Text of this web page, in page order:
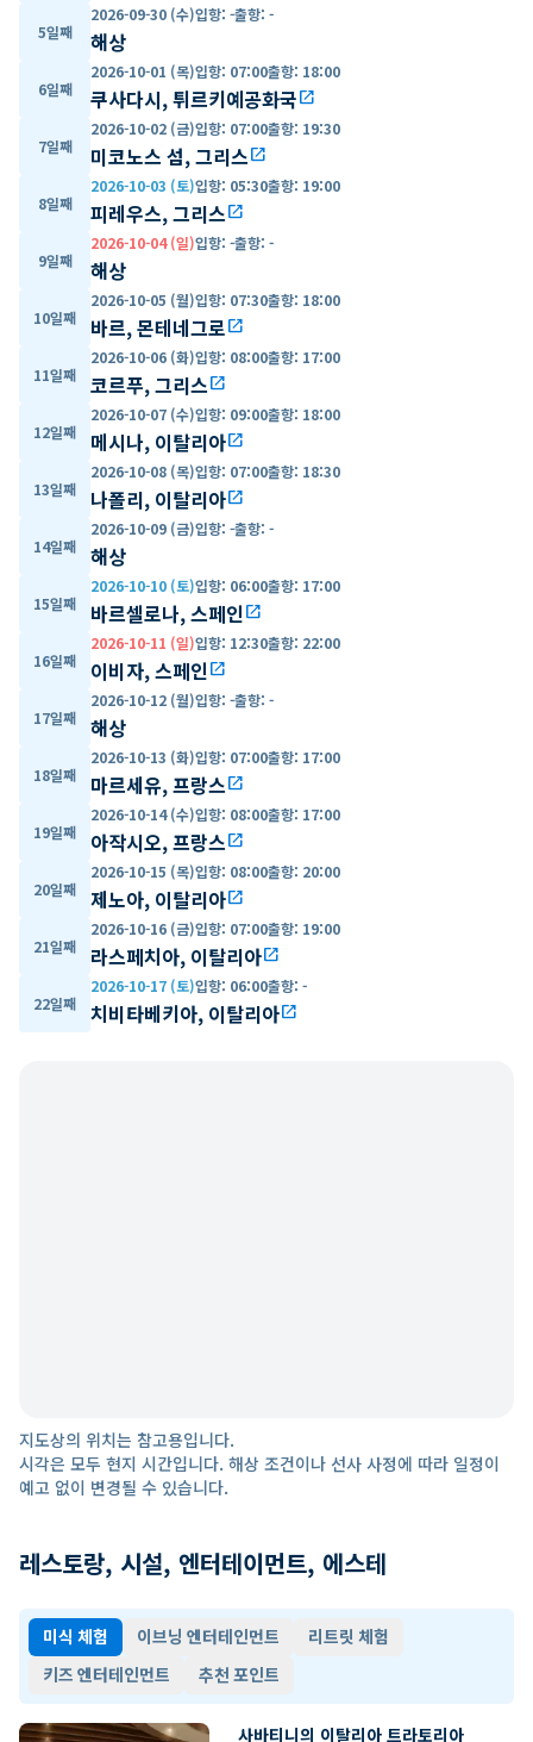
5일째
2026-09-30 (수)입항: -출항: -
해상
6일째
2026-10-01 (목)입항: 07:00출항: 18:00
쿠사다시, 튀르키예공화국open_in_new
7일째
2026-10-02 (금)입항: 07:00출항: 19:30
미코노스 섬, 그리스open_in_new
8일째
2026-10-03 (토)입항: 05:30출항: 19:00
피레우스, 그리스open_in_new
9일째
2026-10-04 (일)입항: -출항: -
해상
10일째
2026-10-05 (월)입항: 07:30출항: 18:00
바르, 몬테네그로open_in_new
11일째
2026-10-06 (화)입항: 08:00출항: 17:00
코르푸, 그리스open_in_new
12일째
2026-10-07 (수)입항: 09:00출항: 18:00
메시나, 이탈리아open_in_new
13일째
2026-10-08 (목)입항: 07:00출항: 18:30
나폴리, 이탈리아open_in_new
14일째
2026-10-09 (금)입항: -출항: -
해상
15일째
2026-10-10 (토)입항: 06:00출항: 17:00
바르셀로나, 스페인open_in_new
16일째
2026-10-11 (일)입항: 12:30출항: 22:00
이비자, 스페인open_in_new
17일째
2026-10-12 (월)입항: -출항: -
해상
18일째
2026-10-13 (화)입항: 07:00출항: 17:00
마르세유, 프랑스open_in_new
19일째
2026-10-14 (수)입항: 08:00출항: 17:00
아작시오, 프랑스open_in_new
20일째
2026-10-15 (목)입항: 08:00출항: 20:00
제노아, 이탈리아open_in_new
21일째
2026-10-16 (금)입항: 07:00출항: 19:00
라스페치아, 이탈리아open_in_new
22일째
2026-10-17 (토)입항: 06:00출항: -
치비타베키아, 이탈리아open_in_new
지도상의 위치는 참고용입니다.
시각은 모두 현지 시간입니다. 해상 조건이나 선사 사정에 따라 일정이
예고 없이 변경될 수 있습니다.
레스토랑, 시설, 엔터테이먼트, 에스테
미식 체험 이브닝 엔터테인먼트
리트릿 체험
키즈 엔터테인먼트
추천 포인트
사바티니의 이탈리아 트라토리아